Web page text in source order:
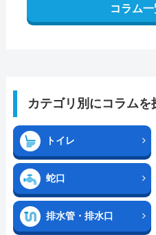
コラム
カテゴリ別にコラムを
トイレ
蛇口
排水管・排水口